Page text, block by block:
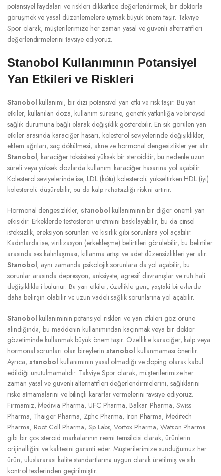
potansiyel faydaları ve riskleri dikkatlice değerlendirmek, bir doktorla
görüşmek ve yasal düzenlemelere uymak büyük önem taşır. Takviye
Spor olarak, müşterilerimize her zaman yasal ve güvenli alternatifleri
değerlendirmelerini tavsiye ediyoruz.
Stanobol Kullanımının Potansiyel
Yan Etkileri ve Riskleri
Stanobol kullanımı, bir dizi potansiyel yan etki ve risk taşır. Bu yan
etkiler, kullanılan doza, kullanım süresine, genetik yatkınlığa ve bireysel
sağlık durumuna bağlı olarak değişiklik gösterebilir. En sık görülen yan
etkiler arasında karaciğer hasarı, kolesterol seviyelerinde değişiklikler,
eklem ağrıları, saç dökülmesi, akne ve hormonal dengesizlikler yer alır.
Stanobol, karaciğer toksisitesi yüksek bir steroiddir, bu nedenle uzun
süreli veya yüksek dozlarda kullanımı karaciğer hasarına yol açabilir.
Kolesterol seviyelerinde ise, LDL (kötü) kolesterolü yükseltirken HDL (iyi)
kolesterolü düşürebilir, bu da kalp rahatsızlığı riskini artırır.
Hormonal dengesizlikler, stanobol kullanımının bir diğer önemli yan
etkisidir. Erkeklerde testosteron üretimini baskılayabilir, bu da cinsel
isteksizlik, ereksiyon sorunları ve kısırlık gibi sorunlara yol açabilir.
Kadınlarda ise, virilizasyon (erkekleşme) belirtileri görülebilir, bu belirtiler
arasında ses kalınlaşması, kıllanma artışı ve adet düzensizlikleri yer alır.
Stanobol, aynı zamanda psikolojik sorunlara da yol açabilir, bu
sorunlar arasında depresyon, anksiyete, agresif davranışlar ve ruh hali
değişiklikleri bulunur. Bu yan etkiler, özellikle genç yaştaki bireylerde
daha belirgin olabilir ve uzun vadeli sağlık sorunlarına yol açabilir.
Stanobol kullanımının potansiyel riskleri ve yan etkileri göz önüne
alındığında, bu maddenin kullanımından kaçınmak veya bir doktor
gözetiminde kullanmak büyük önem taşır. Özellikle karaciğer, kalp veya
hormonal sorunları olan bireylerin stanobol kullanmaması önerilir.
Ayrıca, stanobol kullanımının yasal olmadığı ve doping olarak kabul
edildiği unutulmamalıdır. Takviye Spor olarak, müşterilerimize her
zaman yasal ve güvenli alternatifleri değerlendirmelerini, sağlıklarını
riske atmamalarını ve bilinçli kararlar vermelerini tavsiye ediyoruz.
Firmamız, Medivia Pharma, UFC Pharma, Balkan Pharma, Swiss
Pharma, Thaiger Pharma, Zphc Pharma, İron Pharma, Meditech
Pharma, Root Cell Pharma, Sp Labs, Vortex Pharma, Watson Pharma
gibi bir çok steroid markalarının resmi temsilcisi olarak, ürünlerin
orijinalliğini ve kalitesini garanti eder. Müşterilerimize sunduğumuz her
ürün, uluslararası kalite standartlarına uygun olarak üretilmiş ve sıkı
kontrol testlerinden geçirilmiştir.